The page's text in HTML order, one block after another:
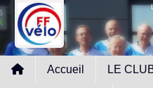
Accueil LE
Panneau de gestion des